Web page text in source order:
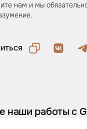
нам и мы
наши работы с